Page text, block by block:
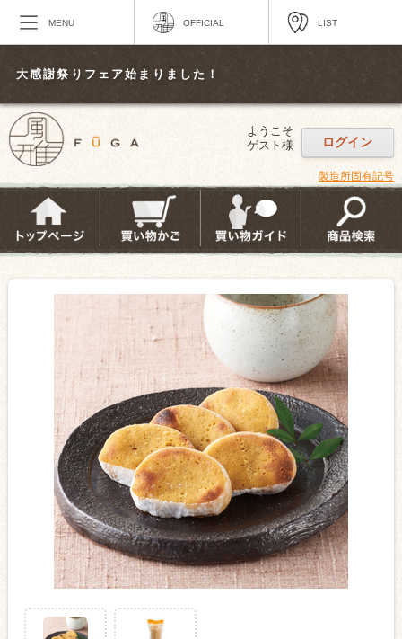
MENU OFFICIAL LIST
大感謝祭りフェア始まりました！
ようこそ
ゲスト様
ログイン
製造所固有記号